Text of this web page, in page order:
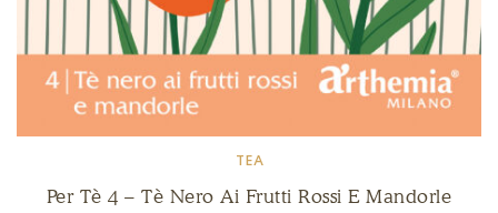
TEA
Per Tè 4 – Tè Nero Ai Frutti Rossi E Mandorle